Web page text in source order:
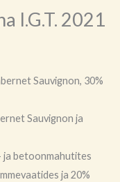
I.G.T. 2021
Sauvignon, 30%
Sauvignon ja
ja betoonmahutites
ja 20%